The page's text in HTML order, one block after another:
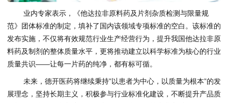
业内专家表示，《他达拉非原料药及片剂杂质检测与限量规
范》团体标准的制定，填补了国内该领域专项标准的空白。该标准的
发布实施，不仅将有效规范行业生产经营行为，提升我国他达拉非原
料药及制剂的整体质量水平，更将推动建立以科学标准为核心的行业
质量共识——让每一片药的纯净，都有标可循。
未来，德开医药将继续秉持”以患者为中心，以质量为根本”的发
展理念，坚持长期主义，积极参与行业标准化建设，不断提升产品质